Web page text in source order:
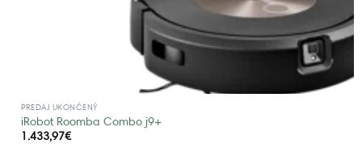
PREDAJ UKONČENÝ
iRobot Roomba Combo j9+
1.433,97€